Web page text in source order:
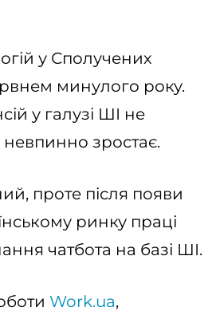
у Сполучених
минулого року.
у галузі ШІ не
невпинно зростає.
проте після появи
ринку праці
чатбота на базі ШІ.
Work.ua,